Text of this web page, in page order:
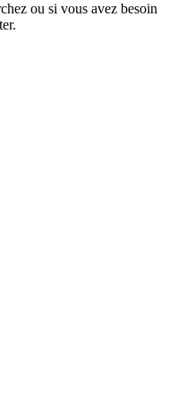
ou si vous avez besoin